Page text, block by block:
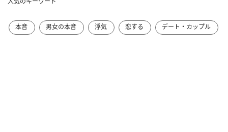
本音 男女の本音 浮気 恋する デート・カップル